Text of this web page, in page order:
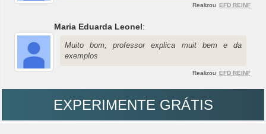
Realizou EFD REINF
Maria Eduarda Leonel:
Muito bom, professor explica muit bem e da
exemplos
Realizou EFD REINF
EXPERIMENTE GRÁTIS